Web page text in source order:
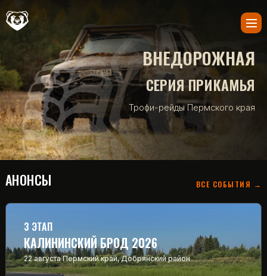
ВНЕДОРОЖНАЯ
СЕРИЯ ПРИКАМЬЯ
Трофи-рейды Пермского края
АНОНСЫ ВСЕ СОБЫТИЯ →
3 ЭТАП
КАЛИНИНСКИЙ БРОД 2026
22 августа Пермский край, Добрянский район